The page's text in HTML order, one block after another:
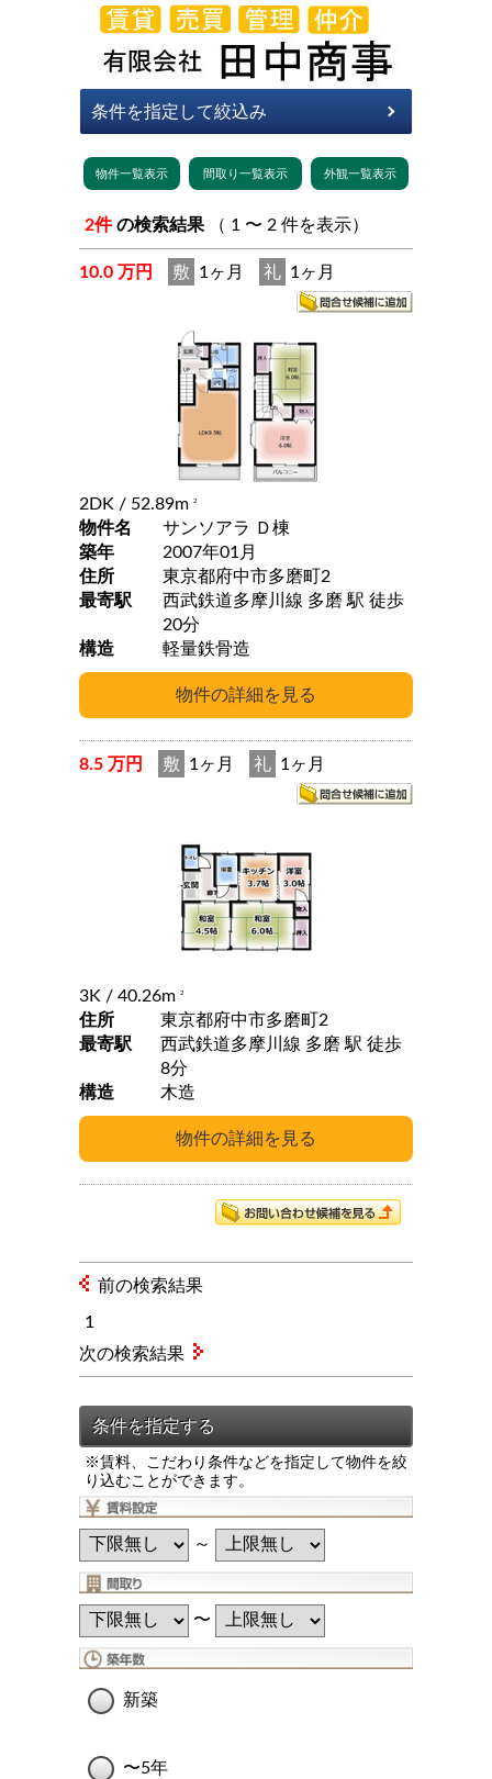
2件 の検索結果 （ 1 〜 2 件を表示）
10.0 万円 敷 1ヶ月 礼 1ヶ月
2DK / 52.89m 2
物件名
サンソアラ Ｄ棟
築年
2007年01月
住所
東京都府中市多磨町2
最寄駅
西武鉄道多摩川線 多磨 駅 徒歩
20分
構造
軽量鉄骨造
8.5 万円 敷 1ヶ月 礼 1ヶ月
3K / 40.26m 2
住所
東京都府中市多磨町2
最寄駅
西武鉄道多摩川線 多磨 駅 徒歩
8分
構造
木造
前の検索結果
1
※賃料、こだわり条件などを指定して物件を絞
り込むことができます。
～
〜
新築
〜5年